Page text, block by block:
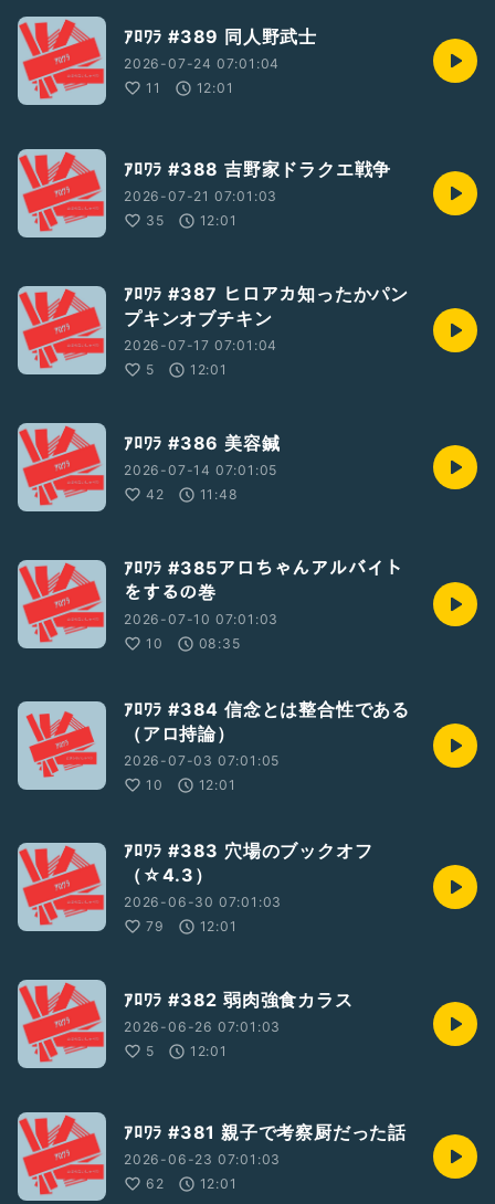
ｱﾛﾜﾗ #389 同人野武士
2026-07-24 07:01:04
11
12:01
ｱﾛﾜﾗ #388 吉野家ドラクエ戦争
2026-07-21 07:01:03
35
12:01
ｱﾛﾜﾗ #387 ヒロアカ知ったかパン
プキンオブチキン
2026-07-17 07:01:04
5
12:01
ｱﾛﾜﾗ #386 美容鍼
2026-07-14 07:01:05
42
11:48
ｱﾛﾜﾗ #385アロちゃんアルバイト
をするの巻
2026-07-10 07:01:03
10
08:35
ｱﾛﾜﾗ #384 信念とは整合性である
（アロ持論）
2026-07-03 07:01:05
10
12:01
ｱﾛﾜﾗ #383 穴場のブックオフ
（☆4.3）
2026-06-30 07:01:03
79
12:01
ｱﾛﾜﾗ #382 弱肉強食カラス
2026-06-26 07:01:03
5
12:01
ｱﾛﾜﾗ #381 親子で考察厨だった話
2026-06-23 07:01:03
62
12:01